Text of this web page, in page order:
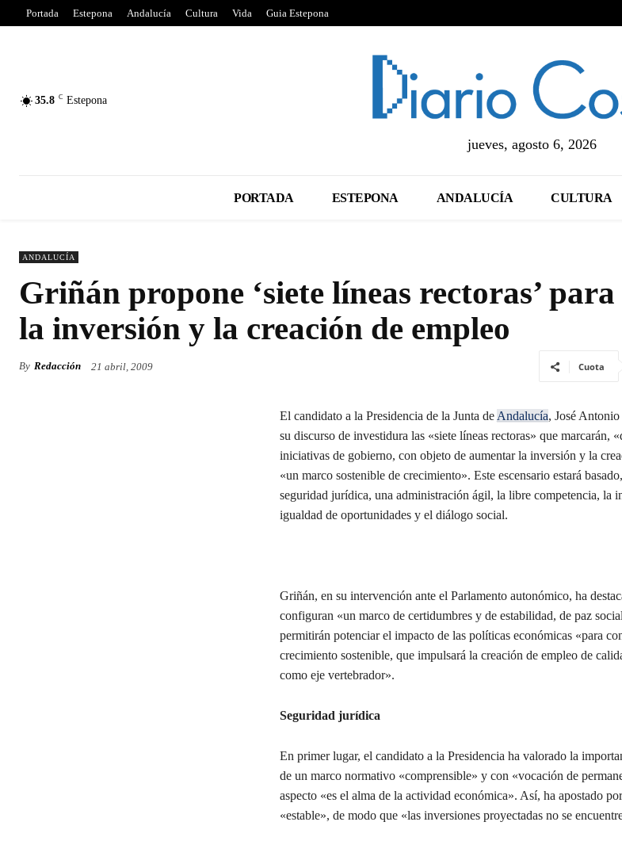
Portada Estepona Andalucía Cultura Vida Guia Estepona
35.8 C Estepona
jueves, agosto 6, 2026
PORTADA ESTEPONA ANDALUCÍA CULTURA
ANDALUCÍA
Griñán propone ‘siete líneas rectoras’
la inversión y la creación de empleo
By Redacción 21 abril, 2009 Cuota
El candidato a la Presidencia de la Junta de Andalucía, José
su discurso de investidura las «siete líneas rectoras» que marcarán,
iniciativas de gobierno, con objeto de aumentar la inversión y la
«un marco sostenible de crecimiento». Este escensario estará
seguridad jurídica, una administración ágil, la libre competencia, la
igualdad de oportunidades y el diálogo social.
Griñán, en su intervención ante el Parlamento autonómico, ha
configuran «un marco de certidumbres y de estabilidad, de paz
permitirán potenciar el impacto de las políticas económicas «para
crecimiento sostenible, que impulsará la creación de empleo de
como eje vertebrador».
Seguridad jurídica
En primer lugar, el candidato a la Presidencia ha valorado la
de un marco normativo «comprensible» y con «vocación de
aspecto «es el alma de la actividad económica». Así, ha apostado
«estable», de modo que «las inversiones proyectadas no se